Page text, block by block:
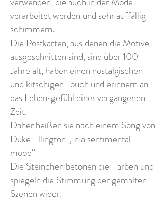
verarbeitet werden und sehr auffällig
schimmern.
Die Postkarten, aus denen die Motive
ausgeschnitten sind, sind über 100
Jahre alt, haben einen nostalgischen
und kitschigen Touch und erinnern an
das Lebensgefühl einer vergangenen
Zeit.
Daher heißen sie nach einem Song von
Duke Ellington „In a sentimental
mood“
Die Steinchen betonen die Farben und
spiegeln die Stimmung der gemalten
Szenen wider.